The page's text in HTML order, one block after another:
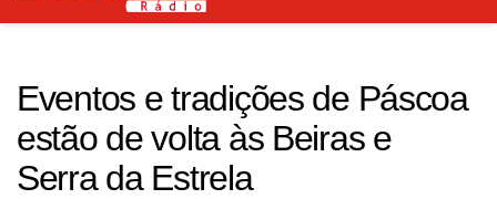
Eventos e tradições de Páscoa
estão de volta às Beiras e
Serra da Estrela